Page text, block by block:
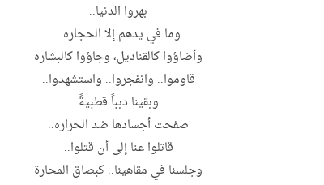
بهروا الدنيا..
وما في يدهم إلا الحجاره..
وأضاؤوا كالقناديل، وجاؤوا كالبشاره
قاوموا.. وانفجروا.. واستشهدوا..
وبقينا دبباً قطبيةً
صفحت أجسادها ضد الحراره..
قاتلوا عنا إلى أن قتلوا..
وجلسنا في مقاهينا.. كبصاق المحارة